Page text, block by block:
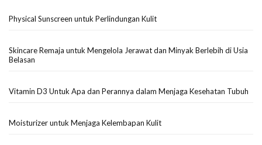
Physical Sunscreen untuk Perlindungan Kulit
Skincare Remaja untuk Mengelola Jerawat dan Minyak Berlebih di Usia
Belasan
Vitamin D3 Untuk Apa dan Perannya dalam Menjaga Kesehatan Tubuh
Moisturizer untuk Menjaga Kelembapan Kulit